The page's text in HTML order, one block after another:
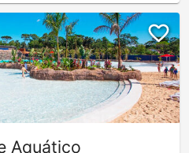
Aquático